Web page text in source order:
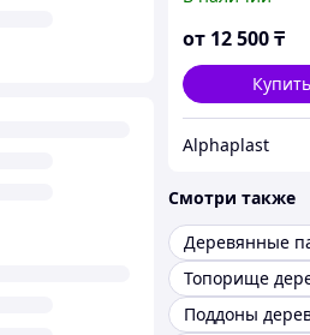
цвета: белый,
зелёный.
от 12 500₸
Купить
Alphaplast
Смотри также